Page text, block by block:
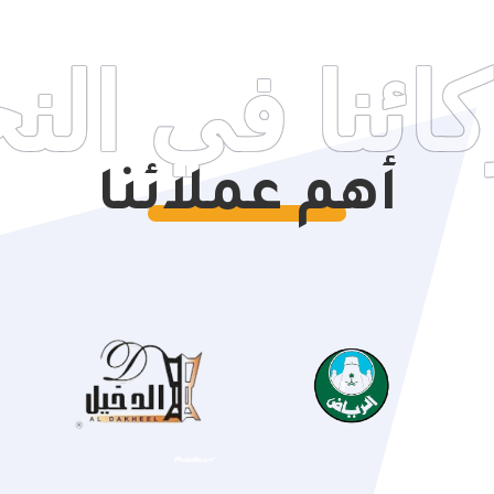
في
أهم عملائنا